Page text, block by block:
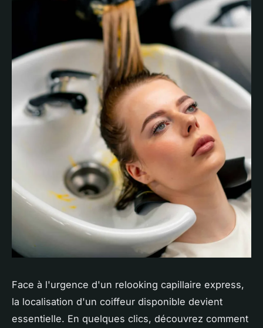
Face à l'urgence d'un relooking capillaire express,
la localisation d'un coiffeur disponible devient
essentielle. En quelques clics, découvrez comment